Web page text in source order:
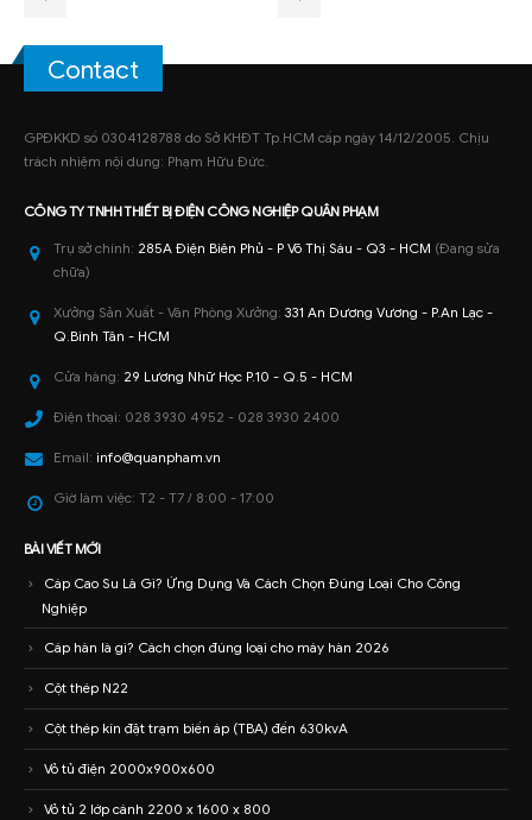
Contact
GPĐKKD số 0304128788 do Sở KHĐT Tp.HCM cấp ngày 14/12/2005. Chịu
trách nhiệm nội dung: Phạm Hữu Đức.
CÔNG TY TNHHTHIẾT BỊ ĐIỆN CÔNG NGHIỆPQUÂN PHẠM
Trụ sở chính: 285A Điện Biên Phủ - P Võ Thị Sáu - Q3 - HCM (Đang sửa
chữa)
Xưởng Sản Xuất - Văn Phòng Xưởng: 331 An Dương Vương - P.An Lạc -
Q.Bình Tân - HCM
Cửa hàng: 29 Lương Nhữ Học P.10 - Q.5 - HCM
Điện thoại: 028 3930 4952 - 028 3930 2400
Email: info@quanpham.vn
Giờ làm việc: T2 - T7 / 8:00 - 17:00
BÀI VIẾT MỚI
Cáp Cao Su Là Gì? Ứng Dụng Và Cách Chọn Đúng Loại Cho Công
Nghiệp
Cáp hàn là gì? Cách chọn đúng loại cho máy hàn 2026
Cột thép N22
Cột thép kín đặt trạm biến áp (TBA) đến 630kvA
Vỏ tủ điện 2000x900x600
Vỏ tủ 2 lớp cánh 2200 x 1600 x 800